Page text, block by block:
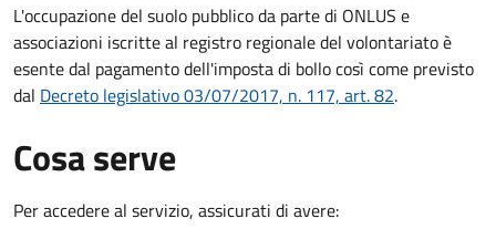
L'occupazione del suolo pubblico da parte di ONLUS e
associazioni iscritte al registro regionale del volontariato è
esente dal pagamento dell'imposta di bollo così come previsto
dal Decreto legislativo 03/07/2017, n. 117, art. 82.
Cosa serve
Per accedere al servizio, assicurati di avere: